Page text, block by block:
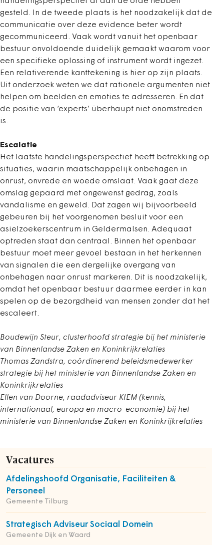
gesteld. In de tweede plaats is het noodzakelijk dat de
communicatie over deze evidence beter wordt
gecommuniceerd. Vaak wordt vanuit het openbaar
bestuur onvoldoende duidelijk gemaakt waarom voor
een specifieke oplossing of instrument wordt ingezet.
Een relativerende kanttekening is hier op zijn plaats.
Uit onderzoek weten we dat rationele argumenten niet
helpen om beelden en emoties te adresseren. En dat
de positie van ‘experts’ überhaupt niet onomstreden
is.
Escalatie
Het laatste handelingsperspectief heeft betrekking op
situaties, waarin maatschappelijk onbehagen in
onrust, onvrede en woede omslaat. Vaak gaat deze
omslag gepaard met ongewenst gedrag, zoals
vandalisme en geweld. Dat zagen wij bijvoorbeeld
gebeuren bij het voorgenomen besluit voor een
asielzoekerscentrum in Geldermalsen. Adequaat
optreden staat dan centraal. Binnen het openbaar
bestuur moet meer gevoel bestaan in het herkennen
van signalen die een dergelijke overgang van
onbehagen naar onrust markeren. Dit is noodzakelijk,
omdat het openbaar bestuur daarmee eerder in kan
spelen op de bezorgdheid van mensen zonder dat het
escaleert.
Boudewijn Steur, clusterhoofd strategie bij het ministerie
van Binnenlandse Zaken en Koninkrijkrelaties
Thomas Zandstra, coördinerend beleidsmedewerker
strategie bij het ministerie van Binnenlandse Zaken en
Koninkrijkrelaties
Ellen van Doorne, raadadviseur KIEM (kennis,
internationaal, europa en macro-economie) bij het
ministerie van Binnenlandse Zaken en Koninkrijkrelaties
Vacatures
Afdelingshoofd Organisatie, Faciliteiten &
Personeel
Gemeente Tilburg
Strategisch Adviseur Sociaal Domein
Gemeente Dijk en Waard